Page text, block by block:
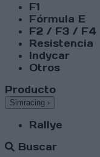
F1
Fórmula E
F2 / F3 / F4
Resistencia
Indycar
Otros
Producto
Simracing ›
Rallye
Buscar